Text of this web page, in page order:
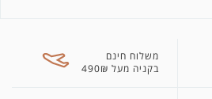
משלוח חינם
בקניה מעל 490₪